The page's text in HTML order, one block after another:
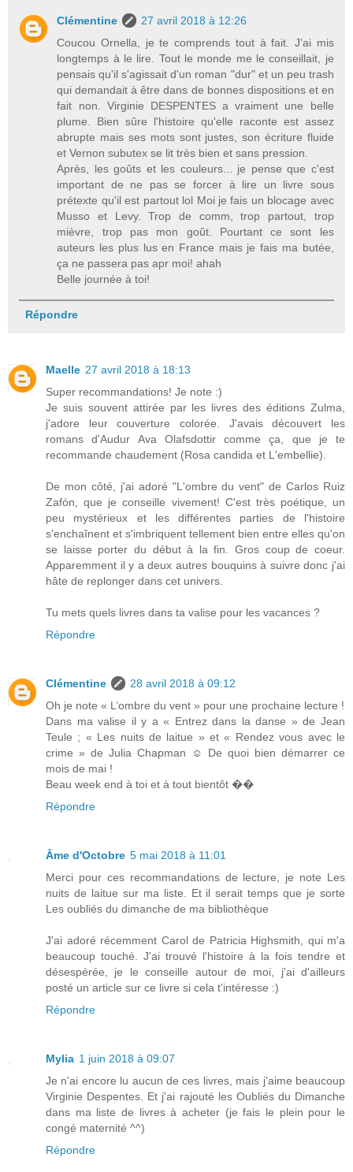
Clémentine
27 avril 2018 à 12:26
Coucou Ornella, je te comprends tout à fait. J'ai mis
longtemps à le lire. Tout le monde me le conseillait, je
pensais qu'il s'agissait d'un roman "dur" et un peu trash
qui demandait à être dans de bonnes dispositions et en
fait non. Virginie DESPENTES a vraiment une belle
plume. Bien sûre l'histoire qu'elle raconte est assez
abrupte mais ses mots sont justes, son écriture fluide
et Vernon subutex se lit très bien et sans pression.
Après, les goûts et les couleurs... je pense que c'est
important de ne pas se forcer à lire un livre sous
prétexte qu'il est partout lol Moi je fais un blocage avec
Musso et Levy. Trop de comm, trop partout, trop
mièvre, trop pas mon goût. Pourtant ce sont les
auteurs les plus lus en France mais je fais ma butée,
ça ne passera pas apr moi! ahah
Belle journée à toi!
Répondre
Maelle 27 avril 2018 à 18:13
Super recommandations! Je note :)
Je suis souvent attirée par les livres des éditions Zulma,
j'adore leur couverture colorée. J'avais découvert les
romans d'Audur Ava Olafsdottir comme ça, que je te
recommande chaudement (Rosa candida et L'embellie).
De mon côté, j'ai adoré "L'ombre du vent" de Carlos Ruiz
Zafón, que je conseille vivement! C'est très poétique, un
peu mystérieux et les différentes parties de l'histoire
s'enchaînent et s'imbriquent tellement bien entre elles qu'on
se laisse porter du début à la fin. Gros coup de coeur.
Apparemment il y a deux autres bouquins à suivre donc j'ai
hâte de replonger dans cet univers.
Tu mets quels livres dans ta valise pour les vacances ?
Répondre
Clémentine
28 avril 2018 à 09:12
Oh je note « L’ombre du vent » pour une prochaine lecture !
Dans ma valise il y a « Entrez dans la danse » de Jean
Teule ; « Les nuits de laitue » et « Rendez vous avec le
crime » de Julia Chapman ☺️ De quoi bien démarrer ce
mois de mai !
Beau week end à toi et à tout bientôt ��
Répondre
Âme d'Octobre 5 mai 2018 à 11:01
Merci pour ces recommandations de lecture, je note Les
nuits de laitue sur ma liste. Et il serait temps que je sorte
Les oubliés du dimanche de ma bibliothèque
J'ai adoré récemment Carol de Patricia Highsmith, qui m'a
beaucoup touché. J'ai trouvé l'histoire à la fois tendre et
désespérée, je le conseille autour de moi, j'ai d'ailleurs
posté un article sur ce livre si cela t'intéresse :)
Répondre
Mylia 1 juin 2018 à 09:07
Je n'ai encore lu aucun de ces livres, mais j'aime beaucoup
Virginie Despentes. Et j'ai rajouté les Oubliés du Dimanche
dans ma liste de livres à acheter (je fais le plein pour le
congé maternité ^^)
Répondre